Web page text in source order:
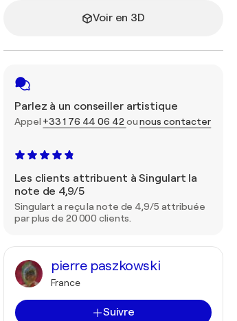
Voir en 3D
Parlez à un conseiller artistique
Appel +33 1 76 44 06 42 ounous contacter
Les clients attribuent à Singulart la
note de 4,9/5
Singulart a reçu la note de 4,9/5 attribuée
par plus de 20 000 clients.
pierre paszkowski
France
Suivre